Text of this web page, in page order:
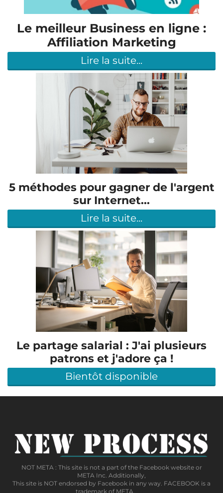
Le meilleur Business en ligne :
Affiliation Marketing
Lire la suite...
5 méthodes pour gagner de l'argent
sur Internet...
Lire la suite...
Le partage salarial : J'ai plusieurs
patrons et j'adore ça !
Bientôt disponible
NOT META : This site is not a part of the Facebook website or
META Inc. Additionally,
This site is NOT endorsed by Facebook in any way. FACEBOOK is a
trademark of META,